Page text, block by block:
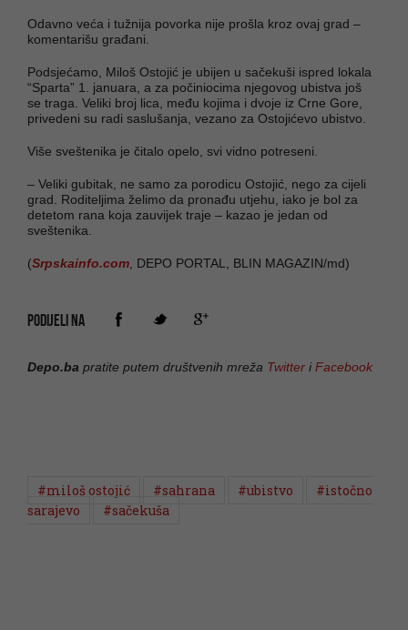
Odavno veća i tužnija povorka nije prošla kroz ovaj grad –
komentarišu građani.
Podsjećamo, Miloš Ostojić je ubijen u sačekuši ispred lokala
“Sparta” 1. januara, a za počiniocima njegovog ubistva još
se traga. Veliki broj lica, među kojima i dvoje iz Crne Gore,
privedeni su radi saslušanja, vezano za Ostojićevo ubistvo.
Više sveštenika je čitalo opelo, svi vidno potreseni.
– Veliki gubitak, ne samo za porodicu Ostojić, nego za cijeli
grad. Roditeljima želimo da pronađu utjehu, iako je bol za
detetom rana koja zauvijek traje – kazao je jedan od
sveštenika.
(Srpskainfo.com , DEPO PORTAL, BLIN MAGAZIN/md)
PODIJELI NA
Depo.ba pratite putem društvenih mreža Twitter iFacebook
#miloš ostojić #sahrana #ubistvo
#istočno
sarajevo
#sačekuša